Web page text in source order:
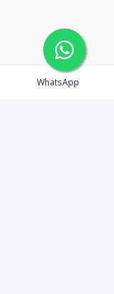
WhatsApp